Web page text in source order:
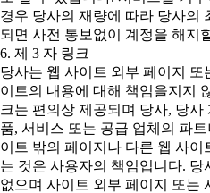
경우 당사의 재량에 따라 당사의
되면 사전 통보없이 계정을 해지
6. 제 3 자 링크
당사는 웹 사이트 외부 페이지
이트의 내용에 대해 책임을지지
크는 편의상 제공되며 당사, 당사
품, 서비스 또는 공급 업체의 파
이트 밖의 페이지나 다른 웹 사
는 것은 사용자의 책임입니다. 당
없으며 사이트 외부 페이지 또는